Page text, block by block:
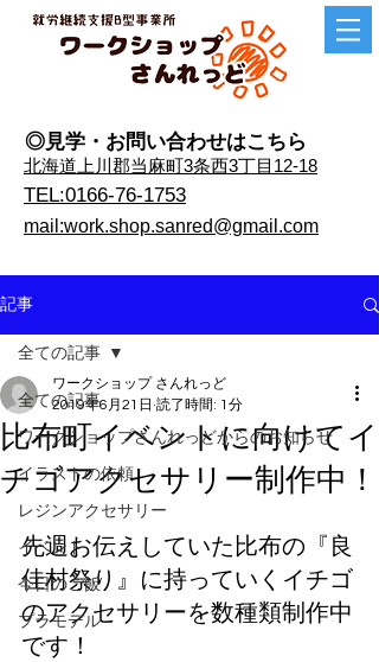
◎見学・​お問い合わせはこちら
​北海道上川郡当麻町3条西3丁目12-18
TEL:0166-76-1753
mail:work.shop.sanred@gmail.com
記事
全ての記事
ワークショップさんれっどからのお知らせ
イラストの依頼
レジンアクセサリー
イベント
今日のご飯
プラモデル
全ての記事
比布町イベントに向けてイ
チゴアクセサリー制作中！
ワークショップ さんれっど
2019年6月21日 読了時間: 1分
先週お伝えしていた比布の『良
佳村祭り』に持っていくイチゴ
のアクセサリーを数種類制作中
です！